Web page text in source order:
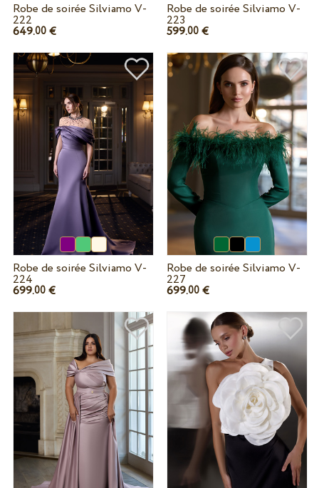
Robe de soirée Silviamo V-
222
649.00€
Robe de soirée Silviamo V-
223
599.00 €
Robe de soirée Silviamo V-
224
699.00€
Robe de soirée Silviamo V-
227
699.00 €